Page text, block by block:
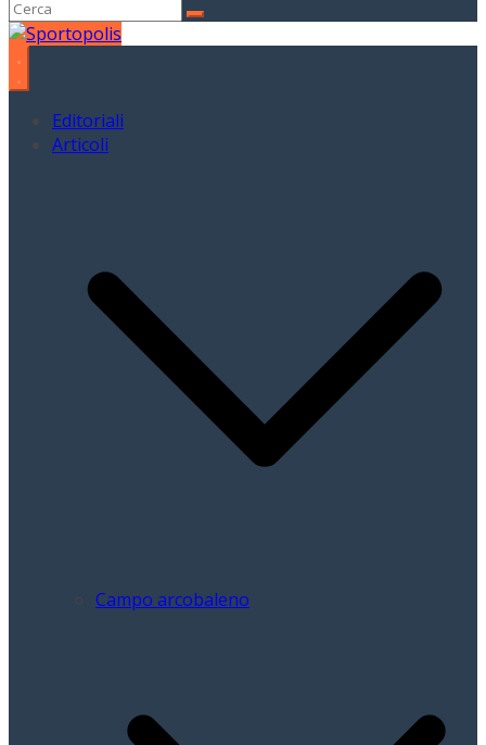
Editoriali
Articoli
Campo arcobaleno